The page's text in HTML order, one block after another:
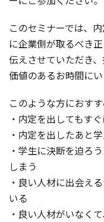
このセミナーでは、
に企業側が取るべき
伝えさせていただき
価値のあるお時間にい
このような方におす
・内定を出してもす
・内定を出したあと
・学生に決断を迫ろ
しまう
・良い人材に出会え
いる
・良い人材がいなく